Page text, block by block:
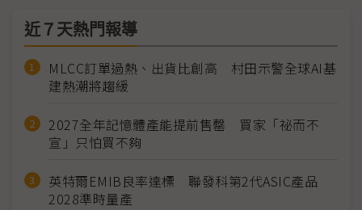
近７天熱門報導
MLCC訂單過熱、出貨比創高 村田示警全球AI基
建熱潮將趨緩
2027全年記憶體產能提前售罄 買家「祕而不
宣」只怕買不夠
英特爾EMIB良率達標 聯發科第2代ASIC產品
2028準時量產